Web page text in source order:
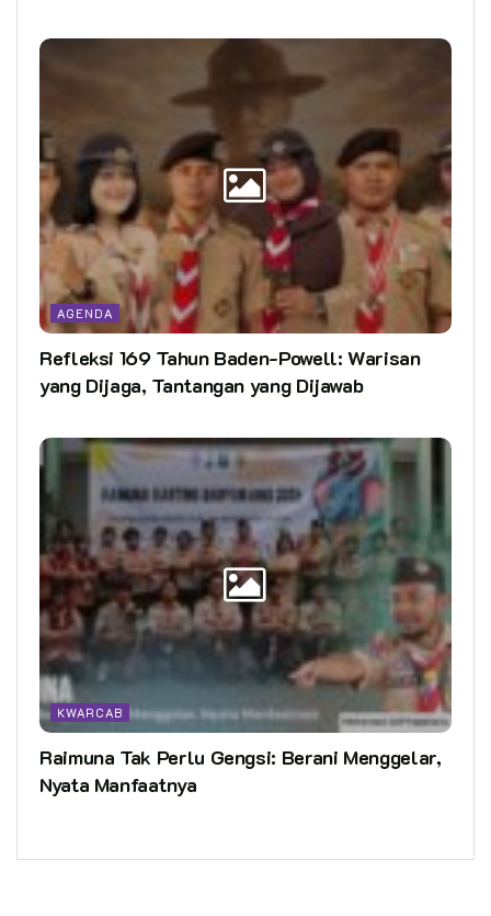
AGENDA
Refleksi 169 Tahun Baden-Powell: Warisan
yang Dijaga, Tantangan yang Dijawab
KWARCAB
Raimuna Tak Perlu Gengsi: Berani Menggelar,
Nyata Manfaatnya